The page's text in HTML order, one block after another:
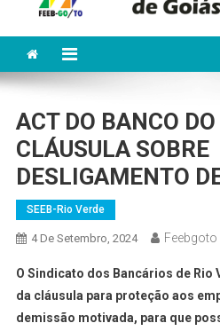
ACT DO BANCO
CLÁUSULA SOBRE
DESLIGAMENTO
SEEB-Rio Verde
4 De Setembro, 2024 Feebgoto
O Sindicato dos Bancários de Rio
da cláusula para proteção aos
demissão motivada, para que